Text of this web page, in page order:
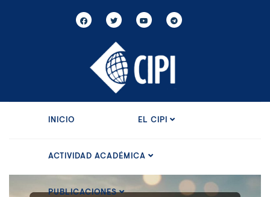
INICIO EL CIPI
ACTIVIDAD ACADÉMICA
PUBLICACIONES